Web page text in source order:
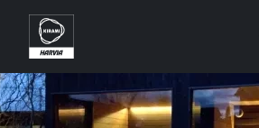
Overslaan
naar
de
inhoud
gaan